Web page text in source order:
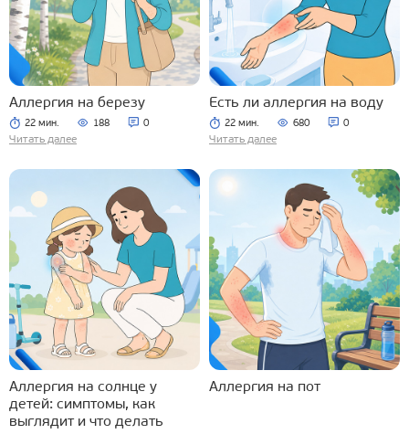
Аллергия на березу
22 мин. 188 0
Читать далее
Есть ли аллергия на воду
22 мин. 680 0
Читать далее
Аллергия на солнце у
детей: симптомы, как
выглядит и что делать
Аллергия на пот